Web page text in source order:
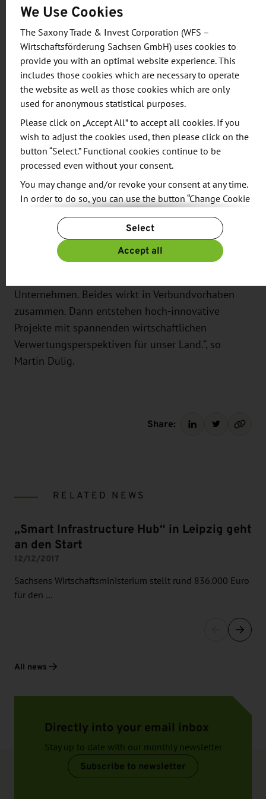
und technologieoffen. Die geförderten Projekte
entstammen der gesamten Breite der
technologieorientierten sächsischen Wirtschaft. So
geht es in den zumeist noch laufenden Vorhaben
zum Beispiel um die Entwicklung neuer
Filtersysteme für Industrieanlagen, um die
zum Nachweis von Antikörpern bei Autoimmun-
und Infektionskrankheiten, um neue
Produktionstechnologien für flexible Solarmodule
oder um die Weiterentwicklung innovativer
Diebstahlsicherungssysteme.
„Ich bin begeistert von der wissenschaftlichen
Exzellenz unserer Hochschulen und
außeruniversitären Forschungseinrichtungen sowie
Unternehmen. Beides wirkt in Verbundvorhaben
zusammen. Dann entstehen hoch-innovative
Projekte mit spannenden wirtschaftlichen
Verwertungsperspektiven für unser Land.“, so
Martin Dulig.
Share:
RELATED NEWS
„Smart Infrastructure Hub“ in Leipzig geht
an den Start
12/12/2017
Sachsens Wirtschaftsministerium stellt rund 836.000 Euro
für den …
All news
Directly into your email inbox
Stay up to date with our monthly newsletter
Subscribe to newsletter
We Use Cookies
The Saxony Trade & Invest Corporation (WFS –
Wirtschaftsförderung Sachsen GmbH) uses cookies to
provide you with an optimal website experience. This
includes those cookies which are necessary to operate
the website as well as those cookies which are only
used for anonymous statistical purposes.
Please click on „Accept All” to accept all cookies. If you
wish to adjust the cookies used, then please click on the
button “Select.” Functional cookies continue to be
processed even without your consent.
You may change and/or revoke your consent at any time.
In order to do so, you can use the button “Change Cookie
For more information, please see our
Privacy Policy.
Additional information can be found in our
Imprint
Select
Accept all